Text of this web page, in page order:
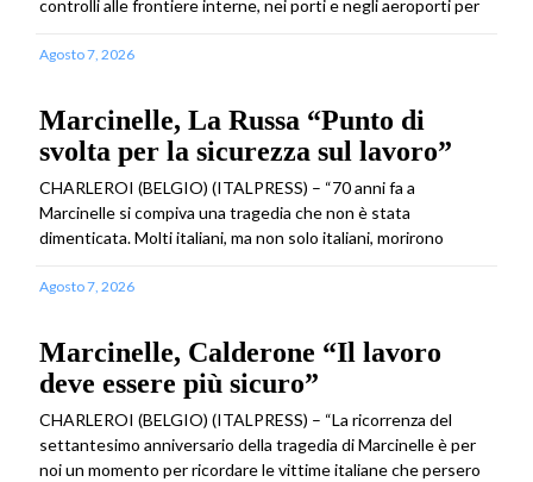
controlli alle frontiere interne, nei porti e negli aeroporti per
Agosto 7, 2026
Marcinelle, La Russa “Punto di
svolta per la sicurezza sul lavoro”
CHARLEROI (BELGIO) (ITALPRESS) – “70 anni fa a
Marcinelle si compiva una tragedia che non è stata
dimenticata. Molti italiani, ma non solo italiani, morirono
Agosto 7, 2026
Marcinelle, Calderone “Il lavoro
deve essere più sicuro”
CHARLEROI (BELGIO) (ITALPRESS) – “La ricorrenza del
settantesimo anniversario della tragedia di Marcinelle è per
noi un momento per ricordare le vittime italiane che persero